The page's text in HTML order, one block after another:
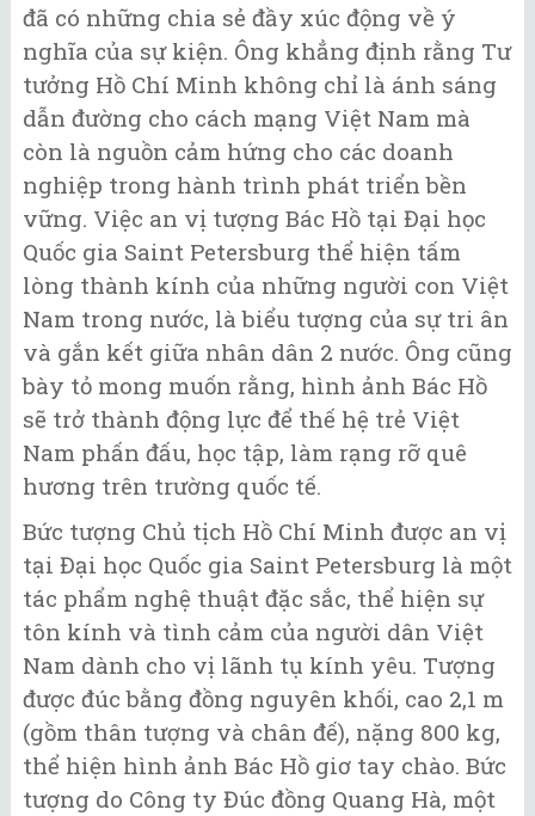
đã có những chia sẻ đầy xúc động về ý
nghĩa của sự kiện. Ông khẳng định rằng Tư
tưởng Hồ Chí Minh không chỉ là ánh sáng
dẫn đường cho cách mạng Việt Nam mà
còn là nguồn cảm hứng cho các doanh
nghiệp trong hành trình phát triển bền
vững. Việc an vị tượng Bác Hồ tại Đại học
Quốc gia Saint Petersburg thể hiện tấm
lòng thành kính của những người con Việt
Nam trong nước, là biểu tượng của sự tri ân
và gắn kết giữa nhân dân 2 nước. Ông cũng
bày tỏ mong muốn rằng, hình ảnh Bác Hồ
sẽ trở thành động lực để thế hệ trẻ Việt
Nam phấn đấu, học tập, làm rạng rỡ quê
hương trên trường quốc tế.
Bức tượng Chủ tịch Hồ Chí Minh được an vị
tại Đại học Quốc gia Saint Petersburg là một
tác phẩm nghệ thuật đặc sắc, thể hiện sự
tôn kính và tình cảm của người dân Việt
Nam dành cho vị lãnh tụ kính yêu. Tượng
được đúc bằng đồng nguyên khối, cao 2,1 m
(gồm thân tượng và chân đế), nặng 800 kg,
thể hiện hình ảnh Bác Hồ giơ tay chào. Bức
tượng do Công ty Đúc đồng Quang Hà, một